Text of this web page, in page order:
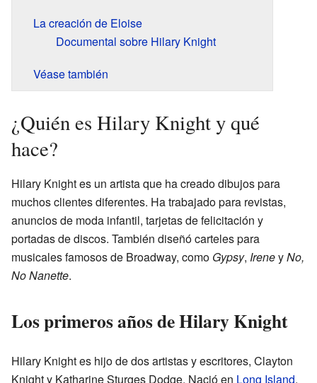
La creación de Eloise
Documental sobre Hilary Knight
Véase también
¿Quién es Hilary Knight y qué
hace?
Hilary Knight es un artista que ha creado dibujos para
muchos clientes diferentes. Ha trabajado para revistas,
anuncios de moda infantil, tarjetas de felicitación y
portadas de discos. También diseñó carteles para
musicales famosos de Broadway, como Gypsy, IreneyNo,
No Nanette.
Los primeros años de Hilary Knight
Hilary Knight es hijo de dos artistas y escritores, Clayton
Knight y Katharine Sturges Dodge. Nació en Long Island,